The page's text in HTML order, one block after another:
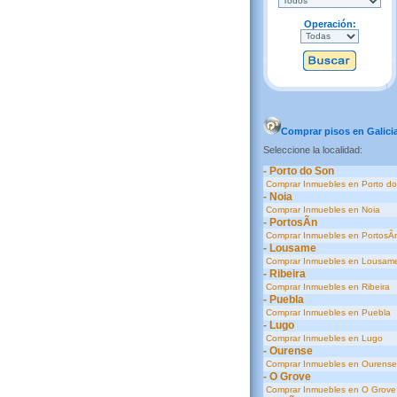
Operación:
Comprar pisos en
Seleccione la localidad:
- Porto do Son
Comprar Inmuebles en Porto
- Noia
Comprar Inmuebles en Noia
- PortosÃ­n
Comprar Inmuebles en
- Lousame
Comprar Inmuebles en
- Ribeira
Comprar Inmuebles en Ribeira
- Puebla
Comprar Inmuebles en Puebla
- Lugo
Comprar Inmuebles en Lugo
- Ourense
Comprar Inmuebles en Ourense
- O Grove
Comprar Inmuebles en O Grove